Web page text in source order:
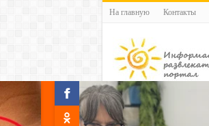
На главную Контакты